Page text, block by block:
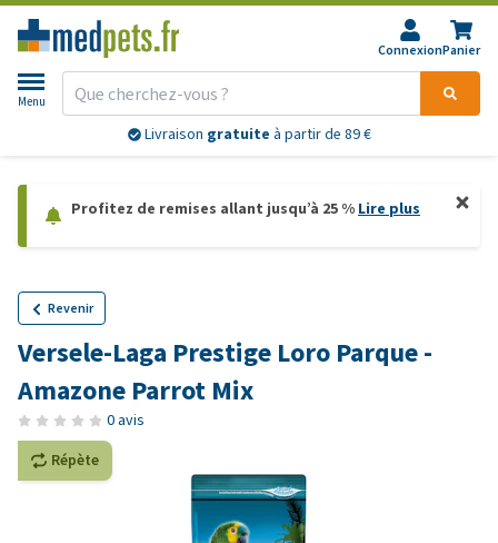
ConnexionPanier
Menu
Livraison gratuite à partir de 89 €
Profitez de remises allant jusqu’à 25 % Lire plus
Revenir
Versele-Laga Prestige Loro Parque -
Amazone Parrot Mix
0 avis
Répète